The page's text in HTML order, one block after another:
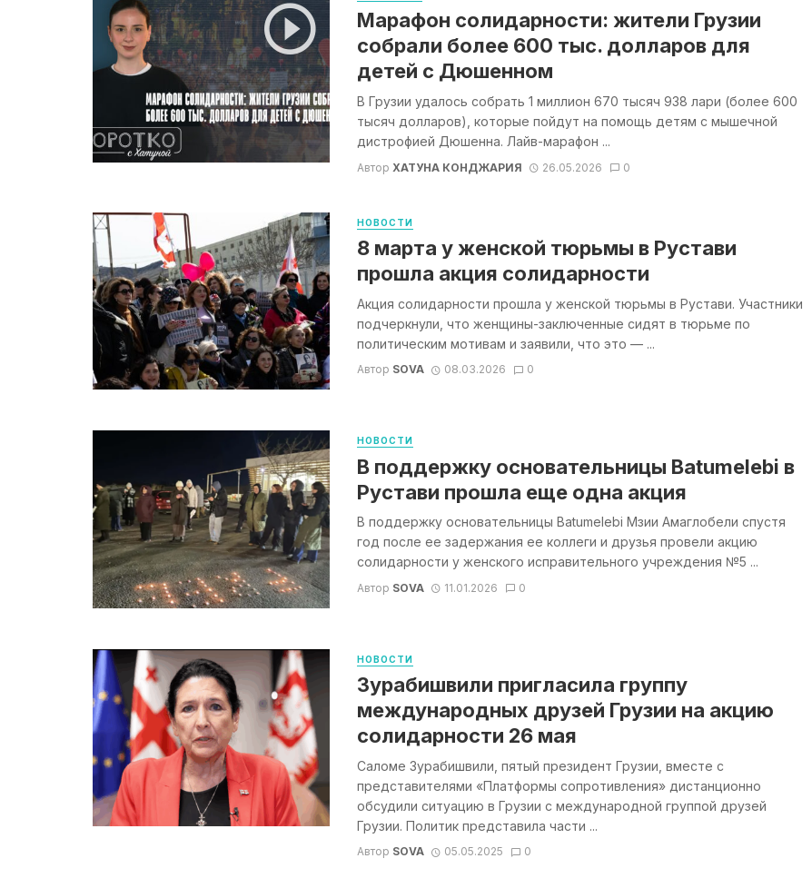
Марафон солидарности: жители Грузии
собрали более 600 тыс. долларов для
детей с Дюшенном
В Грузии удалось собрать 1 миллион 670 тысяч 938 лари (более 600
тысяч долларов), которые пойдут на помощь детям с мышечной
дистрофией Дюшенна. Лайв-марафон ...
Автор ХАТУНА КОНДЖАРИЯ 26.05.2026 0
НОВОСТИ
8 марта у женской тюрьмы в Рустави
прошла акция солидарности
Акция солидарности прошла у женской тюрьмы в Рустави. Участники
подчеркнули, что женщины-заключенные сидят в тюрьме по
политическим мотивам и заявили, что это — ...
Автор SOVA 08.03.2026 0
НОВОСТИ
В поддержку основательницы Batumelebi в
Рустави прошла еще одна акция
В поддержку основательницы Batumelebi Мзии Амаглобели спустя
год после ее задержания ее коллеги и друзья провели акцию
солидарности у женского исправительного учреждения №5 ...
Автор SOVA 11.01.2026 0
НОВОСТИ
Зурабишвили пригласила группу
международных друзей Грузии на акцию
солидарности 26 мая
Саломе Зурабишвили, пятый президент Грузии, вместе с
представителями «Платформы сопротивления» дистанционно
обсудили ситуацию в Грузии с международной группой друзей
Грузии. Политик представила части ...
Автор SOVA 05.05.2025 0